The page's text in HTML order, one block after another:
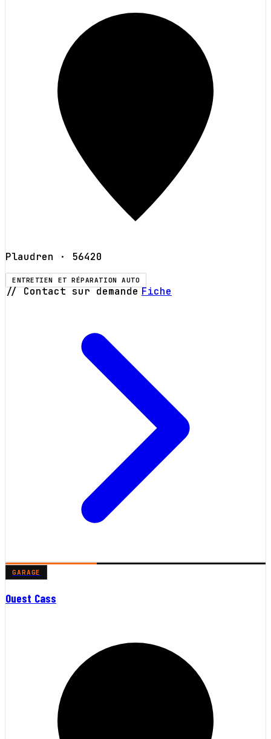
Plaudren · 56420
ENTRETIEN ET RÉPARATION AUTO
// Contact sur demande Fiche
GARAGE
Ouest Cass